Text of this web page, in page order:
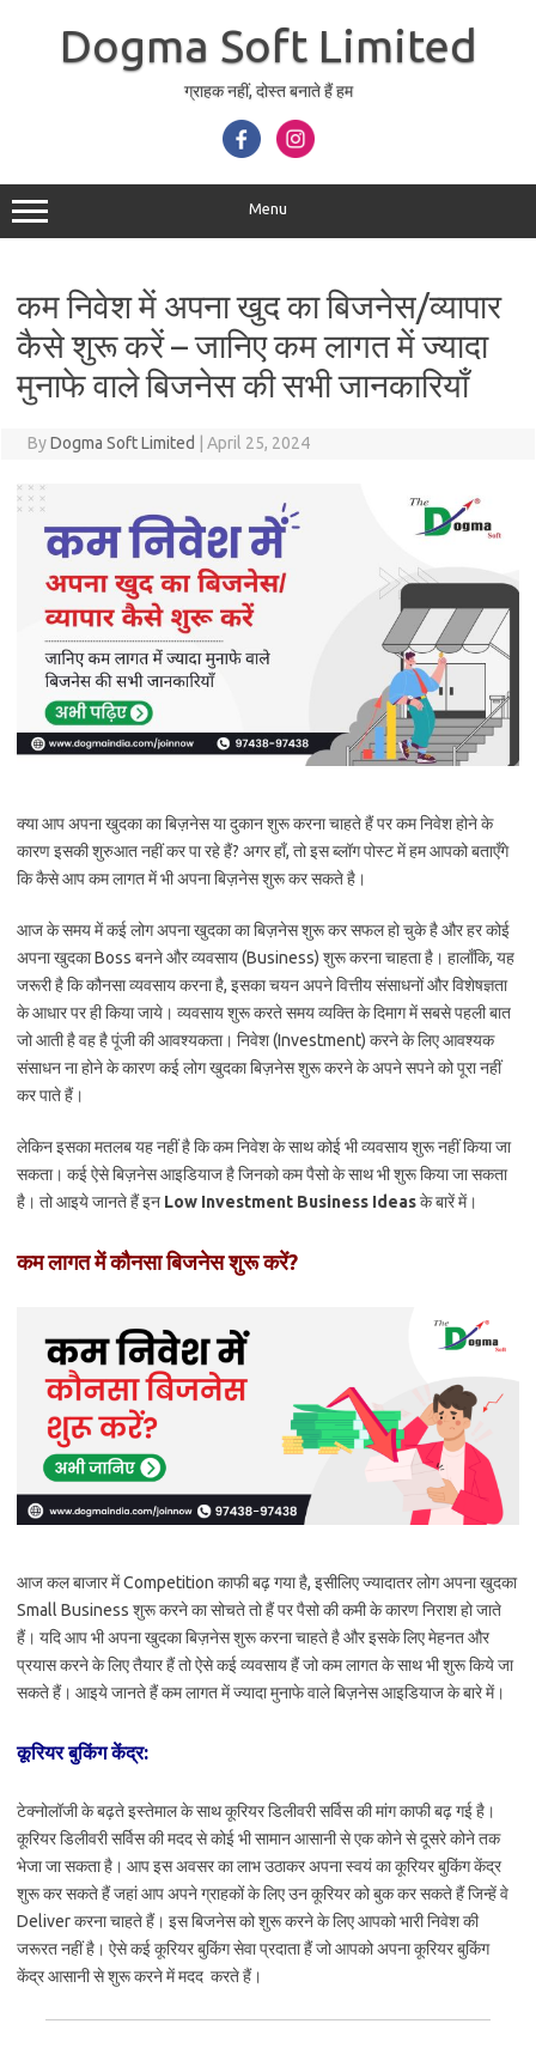
Dogma Soft Limited
ग्राहक नहीं, दोस्त बनाते हैं हम
Menu
कम निवेश में अपना खुद का बिजनेस/व्यापार
कैसे शुरू करें – जानिए कम लागत में ज्यादा
मुनाफे वाले बिजनेस की सभी जानकारियाँ
ByDogma Soft Limited April 25, 2024
क्या आप अपना खुदका का बिज़नेस या दुकान शुरू करना चाहते हैं पर कम निवेश होने के
कारण इसकी शुरुआत नहीं कर पा रहे हैं? अगर हाँ, तो इस ब्लॉग पोस्ट में हम आपको बताएँगे
कि कैसे आप कम लागत में भी अपना बिज़नेस शुरू कर सकते है।
आज के समय में कई लोग अपना खुदका का बिज़नेस शुरू कर सफल हो चुके है और हर कोई
अपना खुदका Boss बनने और व्यवसाय (Business) शुरू करना चाहता है। हालाँकि, यह
जरूरी है कि कौनसा व्यवसाय करना है, इसका चयन अपने वित्तीय संसाधनों और विशेषज्ञता
के आधार पर ही किया जाये। व्यवसाय शुरू करते समय व्यक्ति के दिमाग में सबसे पहली बात
जो आती है वह है पूंजी की आवश्यकता। निवेश (Investment) करने के लिए आवश्यक
संसाधन ना होने के कारण कई लोग खुदका बिज़नेस शुरू करने के अपने सपने को पूरा नहीं
कर पाते हैं।
लेकिन इसका मतलब यह नहीं है कि कम निवेश के साथ कोई भी व्यवसाय शुरू नहीं किया जा
सकता। कई ऐसे बिज़नेस आइडियाज है जिनको कम पैसो के साथ भी शुरू किया जा सकता
है। तो आइये जानते हैं इन Low Investment Business Ideasके बारें में।
कम लागत में कौनसा बिजनेस शुरू करें?
आज कल बाजार में Competition काफी बढ़ गया है, इसीलिए ज्यादातर लोग अपना खुदका
Small Business शुरू करने का सोचते तो हैं पर पैसो की कमी के कारण निराश हो जाते
हैं। यदि आप भी अपना खुदका बिज़नेस शुरू करना चाहते है और इसके लिए मेहनत और
प्रयास करने के लिए तैयार हैं तो ऐसे कई व्यवसाय हैं जो कम लागत के साथ भी शुरू किये जा
सकते हैं। आइये जानते हैं कम लागत में ज्यादा मुनाफे वाले बिज़नेस आइडियाज के बारे में।
कूरियर बुकिंग केंद्र:
टेक्नोलॉजी के बढ़ते इस्तेमाल के साथ कूरियर डिलीवरी सर्विस की मांग काफी बढ़ गई है।
कूरियर डिलीवरी सर्विस की मदद से कोई भी सामान आसानी से एक कोने से दूसरे कोने तक
भेजा जा सकता है। आप इस अवसर का लाभ उठाकर अपना स्वयं का कूरियर बुकिंग केंद्र
शुरू कर सकते हैं जहां आप अपने ग्राहकों के लिए उन कूरियर को बुक कर सकते हैं जिन्हें वे
Deliver करना चाहते हैं। इस बिजनेस को शुरू करने के लिए आपको भारी निवेश की
जरूरत नहीं है। ऐसे कई कूरियर बुकिंग सेवा प्रदाता हैं जो आपको अपना कूरियर बुकिंग
केंद्र आसानी से शुरू करने में मदद करते हैं।